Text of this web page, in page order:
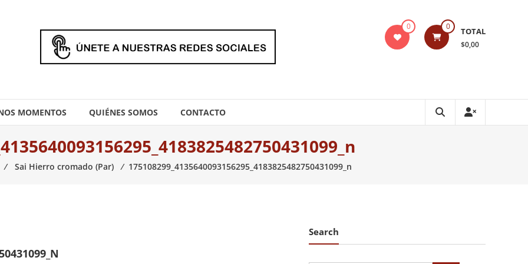
0 0 TOTAL
$0,00
MOMENTOS QUIÉNES SOMOS CONTACTO
⁄ Sai Hierro cromado (Par) ⁄ 175108299_4135640093156295_4183825482750431099_n
Search